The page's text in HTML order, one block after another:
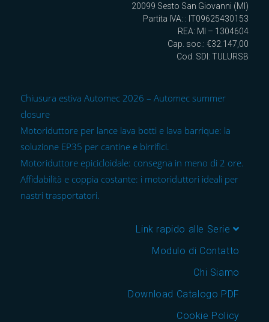
20099 Sesto San Giovanni (MI)
Partita IVA: : IT09625430153
REA: MI – 1304604
Cap. soc.: €32.147,00
Cod. SDI: TULURSB
Chiusura estiva Automec 2026 – Automec summer
closure
Motoriduttore per lance lava botti e lava barrique: la
soluzione EP35 per cantine e birrifici.
Motoriduttore epicicloidale: consegna in meno di 2 ore.
Affidabilità e coppia costante: i motoriduttori ideali per
nastri trasportatori.
Link rapido alle Serie
Modulo di Contatto
Chi Siamo
Download Catalogo PDF
Cookie Policy